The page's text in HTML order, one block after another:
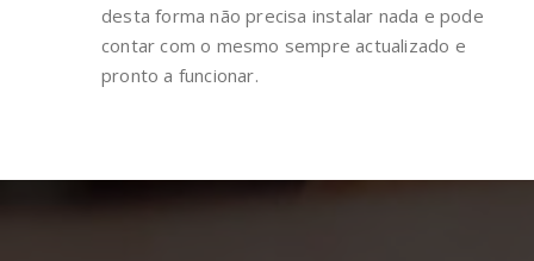
desta forma não precisa instalar nada e pode
contar com o mesmo sempre actualizado e
pronto a funcionar.